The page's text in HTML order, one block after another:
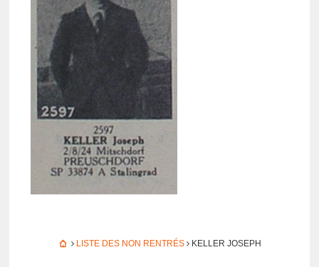
LISTE DES NON RENTRÉS KELLER JOSEPH